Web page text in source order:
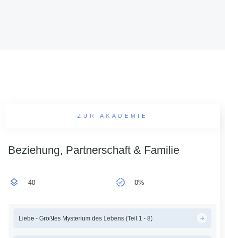
ZUR AKADEMIE
Beziehung, Partnerschaft & Familie
40 0%
Liebe - Größtes Mysterium des Lebens (Teil 1 - 8)